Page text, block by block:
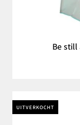
Be still
UITVERKOCHT